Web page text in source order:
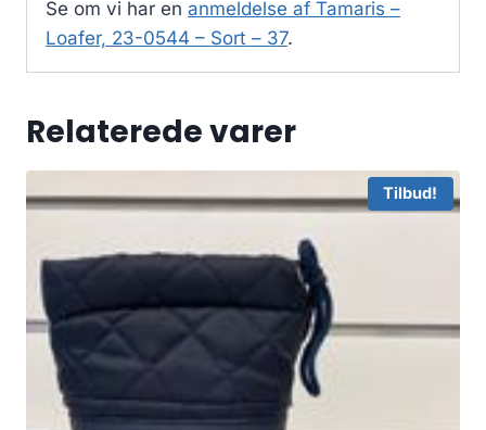
Se om vi har en anmeldelse af Tamaris –
Loafer, 23-0544 – Sort – 37.
Relaterede varer
Tilbud!